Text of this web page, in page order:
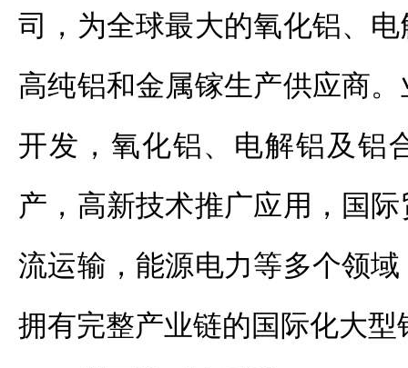
司，为全球最大的氧化铝、
高纯铝和金属镓生产供应商
开发，氧化铝、电解铝及铝
产，高新技术推广应用，国
流运输，能源电力等多个领
拥有完整产业链的国际化大型